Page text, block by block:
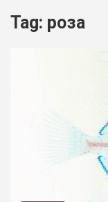
Tag: роза